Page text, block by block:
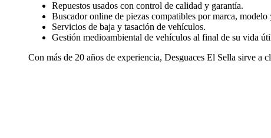
Repuestos usados con control de calidad y garantía.
Buscador online de piezas compatibles por marca, modelo
Servicios de baja y tasación de vehículos.
Gestión medioambiental de vehículos al final de su vida
Con más de 20 años de experiencia, Desguaces El Sella sirve